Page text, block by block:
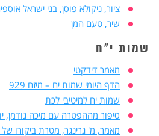
ציור, ניקולא פוסן, בני ישראל
שיר, טעם המן
שמות י"ח
מאמר דידקטי
הדף היומי שמות יח – מיזם 929
שמות יח למיטיבי לכת
סיפור מההפטרה עם מיכה גודמן,
מאמר, מ' גרינגר, מטרת ביקורו של